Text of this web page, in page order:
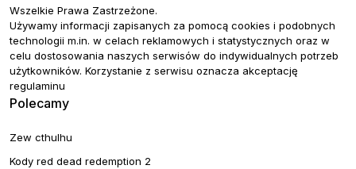
Wszelkie Prawa Zastrzeżone.
Używamy informacji zapisanych za pomocą cookies i podobnych
technologii m.in. w celach reklamowych i statystycznych oraz w
celu dostosowania naszych serwisów do indywidualnych potrzeb
użytkowników. Korzystanie z serwisu oznacza akceptację
regulaminu
Polecamy
Zew cthulhu
Kody red dead redemption 2